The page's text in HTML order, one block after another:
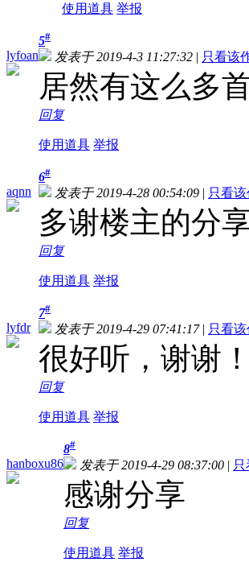
使用道具 举报
lyfoan
5#
发表于 2019-4-3 11:27:32 | 只看该
居然有这么多
回复
使用道具 举报
aqnn
6#
发表于 2019-4-28 00:54:09 | 只看
多谢楼主的分
回复
使用道具 举报
lyfdr
7#
发表于 2019-4-29 07:41:17 | 只看
很好听，谢谢！
回复
使用道具 举报
hanboxu86
8#
发表于 2019-4-29 08:37:00 |
感谢分享
回复
使用道具 举报